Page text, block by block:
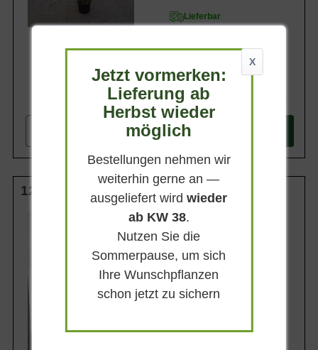
Lieferbar
In den
125-150 cm C20
Wuchsendhöhe
Sommergrün
Blatt- / Nadelfarbe
X
Jetzt vormerken:
Lieferung ab
Herbst wieder
möglich
Bestellungen nehmen wir
weiterhin gerne an —
ausgeliefert wirdwieder
ab KW 38.
Nutzen Sie die
Sommerpause, um sich
Ihre Wunschpflanzen
schon jetzt zu sichern